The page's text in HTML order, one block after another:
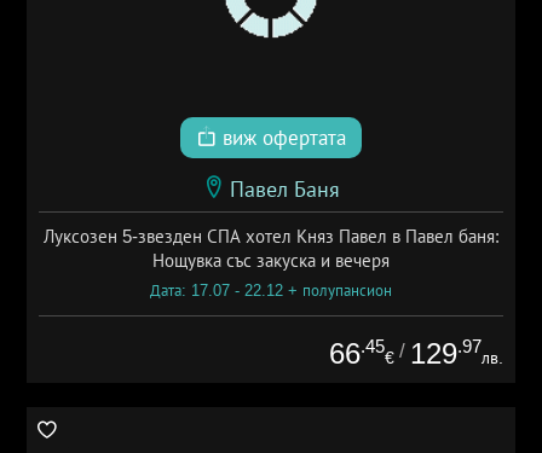
виж офертата
Павел Баня
Луксозен 5-звезден СПА хотел Княз Павел в Павел баня:
Нощувка със закуска и вечеря
Дата: 17.07 - 22.12 + полупансион
66.45
€ / 129.97
лв.